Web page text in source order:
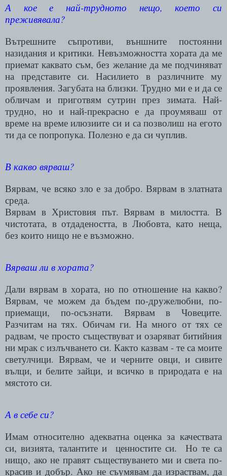
А кое е най-трудното нещо, което си
преживявала?
Вътрешните съпротиви, външните постоянни
назидания и критики. Невъзможността хората да ме
приемат каквато съм, без желание да ме подчиняват
на представите си. Насилието в различните му
проявления. Загубата на близки. Трудно ми е и да се
обличам и приготвям сутрин през зимата. Най-
трудно, но и най-прекрасно е да проумяваш от
време на време илюзиите си и са позволиш на егото
ти да се попропука. Полезно е да си чуплив.
В какво вярваш?
Вярвам, че всяко зло е за добро. Вярвам в златната
среда.
Вярвам в Христовия път. Вярвам в милостта. В
чистотата, в отдадеността, в Любовта, като неща,
без които нищо не е възможно.
Вярваш ли в хората?
Дали вярвам в хората, но по отношение на какво?
Вярвам, че можем да бъдем по-дружелюбни, по-
приемащи, по-осъзнати. Вярвам в Човеците.
Разчитам на тях. Обичам ги. На много от тях се
радвам, че просто съществуват и озаряват битийния
ни мрак с излъчването си. Както казвам - те са моите
светулчици. Вярвам, че и черните овци, и сивите
вълци, и белите зайци, и всичко в природата е на
мястото си.
А в себе си?
Имам относително адекватна оценка за качествата
си, визията, талантите и
ценностите си.
Но те са
нищо, ако не правят съществуването ми и света по-
красив и добър. Ако не съумявам да израствам, да